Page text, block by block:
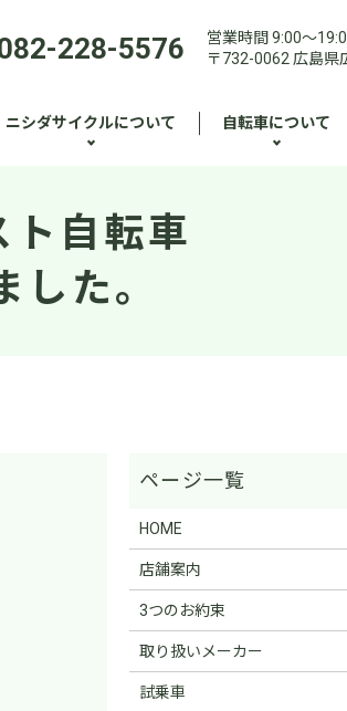
228-5576
営業時間 9:00～
〒732-0062 広島県
ニシダサイクルについて 自転車について
ト自転車
た。
HOME
店舗案内
3つのお約束
取り扱いメーカー
試乗車